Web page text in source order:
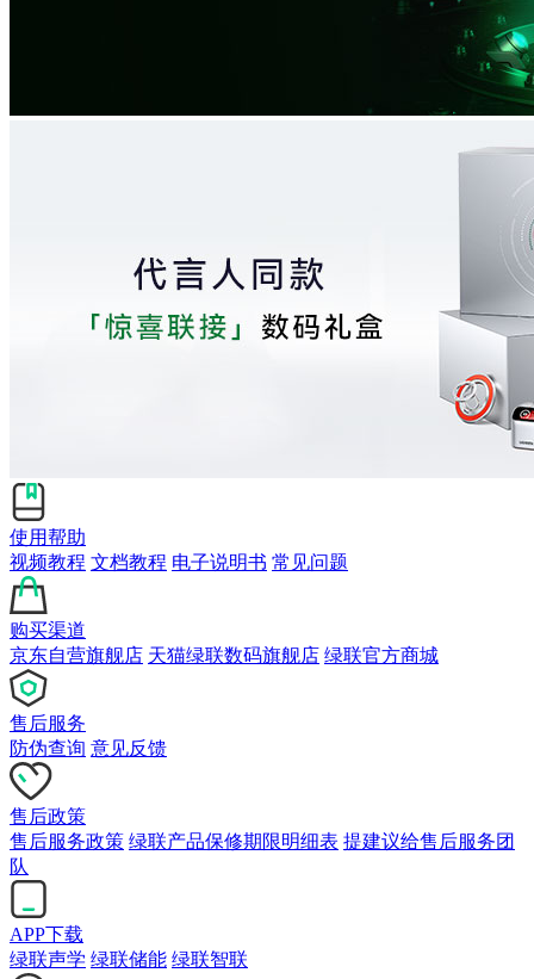
使用帮助
视频教程 文档教程 电子说明书 常见问题
购买渠道
京东自营旗舰店 天猫绿联数码旗舰店 绿联官方商城
售后服务
防伪查询 意见反馈
售后政策
售后服务政策 绿联产品保修期限明细表 提建议给售后服务团
队
APP下载
绿联声学 绿联储能 绿联智联